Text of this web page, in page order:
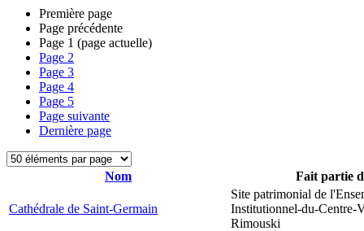
Première page
Page précédente
Page 1 (page actuelle)
Page 2
Page 3
Page 4
Page 5
Page suivante
Dernière page
Nom Fait partie
Cathédrale de Saint-Germain
Site patrimonial de
Institutionnel-du-Centre-
Rimouski